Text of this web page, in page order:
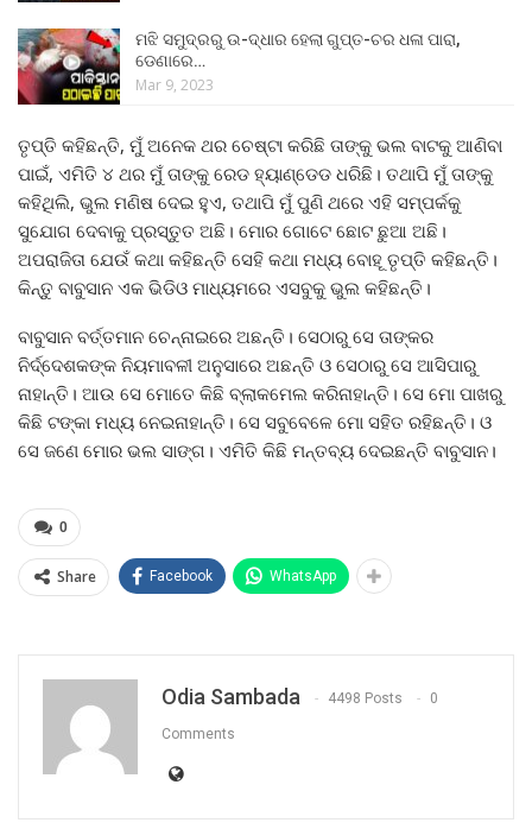
ମଝି ସମୁଦ୍ରରୁ ଉ-ଦ୍ଧାର ହେଲା ଗୁପ୍ତ-ଚର ଧଳା ପାରା,
ଡେଣାରେ…
Mar 9, 2023
ତୃପ୍ତି କହିଛନ୍ତି, ମୁଁ ଅନେକ ଥର ଚେଷ୍ଟା କରିଛି ତାଙ୍କୁ ଭଲ ବାଟକୁ ଆଣିବା
ପାଇଁ, ଏମିତି ୪ ଥର ମୁଁ ତାଙ୍କୁ ରେଡ ହ୍ୟାଣ୍ଡେଡ ଧରିଛି। ତଥାପି ମୁଁ ତାଙ୍କୁ
କହିଥିଲି, ଭୁଲ ମଣିଷ ଦେଇ ହୁଏ, ତଥାପି ମୁଁ ପୁଣି ଥରେ ଏହି ସମ୍ପର୍କକୁ
ସୁଯୋଗ ଦେବାକୁ ପ୍ରସ୍ତୁତ ଅଛି। ମୋର ଗୋଟେ ଛୋଟ ଛୁଆ ଅଛି।
ଅପରାଜିତା ଯେଉଁ କଥା କହିଛନ୍ତି ସେହି କଥା ମଧ୍ୟ ବୋହୂ ତୃପ୍ତି କହିଛନ୍ତି।
କିନ୍ତୁ ବାବୁସାନ ଏକ ଭିଡିଓ ମାଧ୍ୟମରେ ଏସବୁକୁ ଭୁଲ କହିଛନ୍ତି।
ବାବୁସାନ ବର୍ତ୍ତମାନ ଚେନ୍ନାଇରେ ଅଛନ୍ତି। ସେଠାରୁ ସେ ତାଙ୍କର
ନିର୍ଦ୍ଦେଶକଙ୍କ ନିୟମାବଳୀ ଅନୁସାରେ ଅଛନ୍ତି ଓ ସେଠାରୁ ସେ ଆସିପାରୁ
ନାହାନ୍ତି। ଆଉ ସେ ମୋତେ କିଛି ବ୍ଲାକମେଲ କରିନାହାନ୍ତି। ସେ ମୋ ପାଖରୁ
କିଛି ଟଙ୍କା ମଧ୍ୟ ନେଇନାହାନ୍ତି। ସେ ସବୁବେଳେ ମୋ ସହିତ ରହିଛନ୍ତି। ଓ
ସେ ଜଣେ ମୋର ଭଲ ସାଙ୍ଗ। ଏମିତି କିଛି ମନ୍ତବ୍ୟ ଦେଇଛନ୍ତି ବାବୁସାନ।
0
Share Facebook WhatsApp
Odia Sambada 4498 Posts 0
Comments